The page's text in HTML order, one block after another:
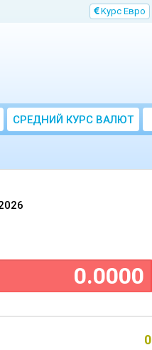
Kурс Евро
CРЕДНИЙ КУРС ВАЛЮТ
ЗА МЕСЯЦ